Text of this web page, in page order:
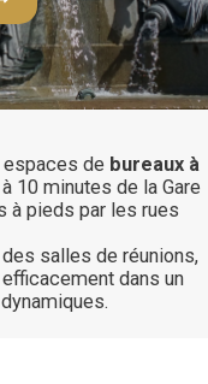
espaces de bureaux à
à 10 minutes de la Gare
à pieds par les rues
salles de réunions,
dans un